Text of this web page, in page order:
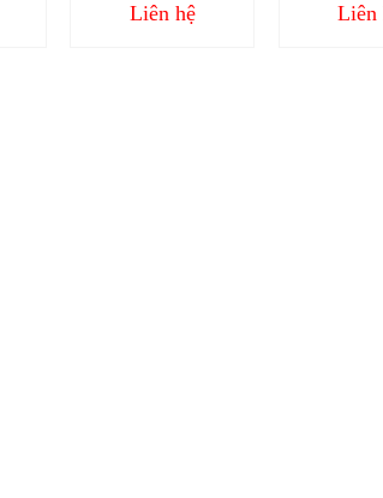
Liên hệ Liên